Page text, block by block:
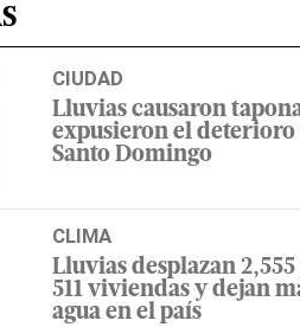
CIUDAD
Lluvias causaron
expusieron el deterioro
Santo Domingo
CLIMA
Lluvias desplazan
511 viviendas y dejan
agua en el país